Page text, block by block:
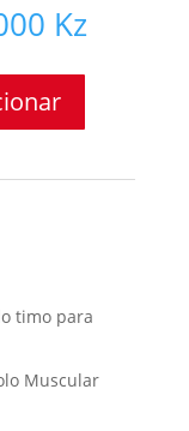
Kz
timo para
Muscular